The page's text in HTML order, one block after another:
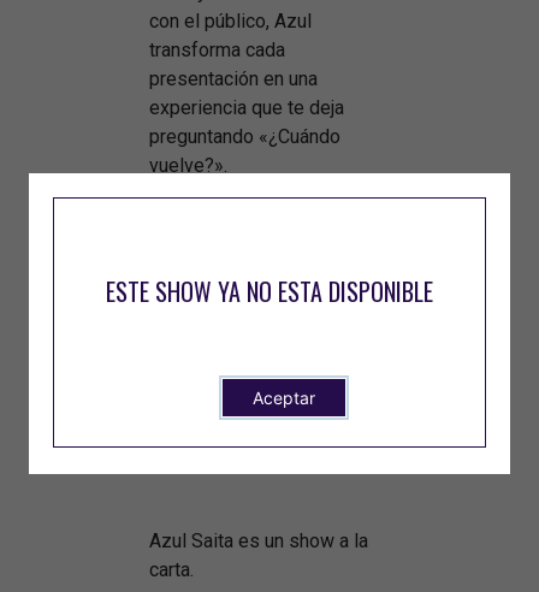
con el público, Azul
transforma cada
presentación en una
experiencia que te deja
preguntando «¿Cuándo
vuelve?».
En Jarana, City Center
Azul Saita es un show a la
carta.
ESTE SHOW YA NO ESTA DISPONIBLE
Aceptar